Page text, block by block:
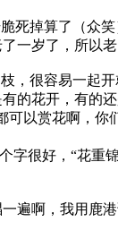
死掉算了（众
岁了，所以
，很容易一起
的花开，有
以赏花啊，
字很好，“花
遍啊，我用